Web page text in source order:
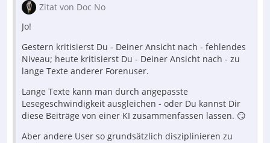
Zitat von Doc No
Jo!
Gestern kritisierst Du - Deiner Ansicht nach - fehlendes
Niveau; heute kritisierst Du - Deiner Ansicht nach - zu
lange Texte anderer Forenuser.
Lange Texte kann man durch angepasste
Lesegeschwindigkeit ausgleichen - oder Du kannst Dir
diese Beiträge von einer KI zusammenfassen lassen. 😏
Aber andere User so grundsätzlich disziplinieren zu